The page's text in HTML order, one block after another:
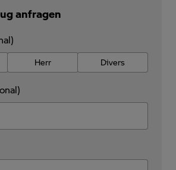
anfragen
Herr Divers